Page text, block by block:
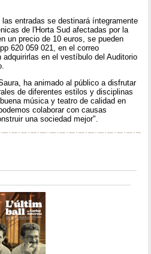
las entradas se destinará íntegramente
de l'Horta Sud afectadas por la
un precio de 10 euros, se pueden
620 059 021, en el correo
adquirirlas en el vestíbulo del Auditorio
ha animado al público a disfrutar
de diferentes estilos y disciplinas
música y teatro de calidad en
colaborar con causas
una sociedad mejor".